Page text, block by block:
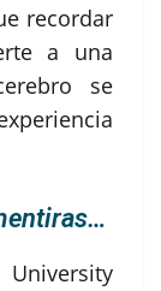
recordar
a una
se